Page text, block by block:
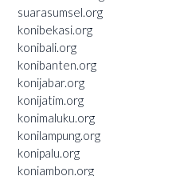
suarasumsel.org
konibekasi.org
konibali.org
konibanten.org
konijabar.org
konijatim.org
konimaluku.org
konilampung.org
konipalu.org
koniambon.org